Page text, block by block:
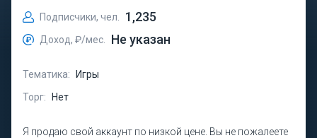
Подписчики, чел. 1,235
Доход, ₽/мес. Не указан
Тематика:
Игры
Торг:
Нет
Я продаю свой аккаунт по низкой цене. Вы не пожалеете